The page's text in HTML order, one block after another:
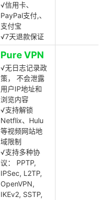
√信用卡、
PayPal支付,、
支付宝
√7天退款保证
Pure VPN
√无日志记录政
策， 不会泄露
用户IP地址和
浏览内容
√支持解锁
Netflix、Hulu
等视频网站地
域限制
√支持多种协
议： PPTP,
IPSec, L2TP,
OpenVPN,
IKEv2, SSTP,